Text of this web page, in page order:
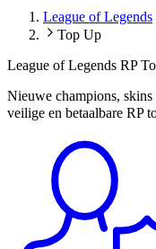
League of Legends
Top Up
League of Legends RP
Nieuwe champions, skins
veilige en betaalbare RP